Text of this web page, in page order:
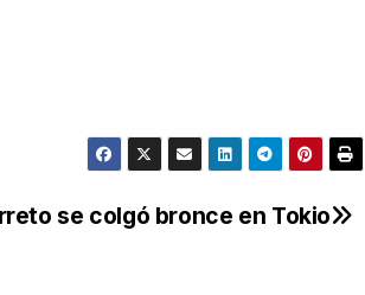
se colgó bronce en Tokio